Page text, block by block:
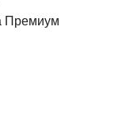
Премиум